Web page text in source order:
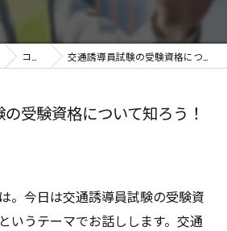
コラム 交通誘導員試験の受験資格について知ろう！
受験資格について知ろう！
。今日は交通誘導員試験の受験資
いうテーマでお話しします。交通